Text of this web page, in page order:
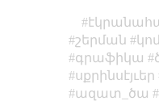
շերման
գրաֆիկա
սքրինսէյւեր
ազատ_ծա